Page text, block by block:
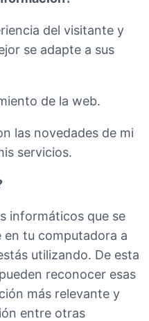
del visitante y
se adapte a sus
de la web.
las novedades de mi
servicios.
informáticos que se
en tu computadora a
utilizando. De esta
reconocer esas
más relevante y
entre otras